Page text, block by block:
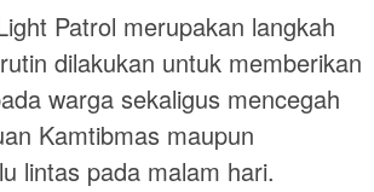
Patrol merupakan langkah
dilakukan untuk memberikan
warga sekaligus mencegah
Kamtibmas maupun
lintas pada malam hari.